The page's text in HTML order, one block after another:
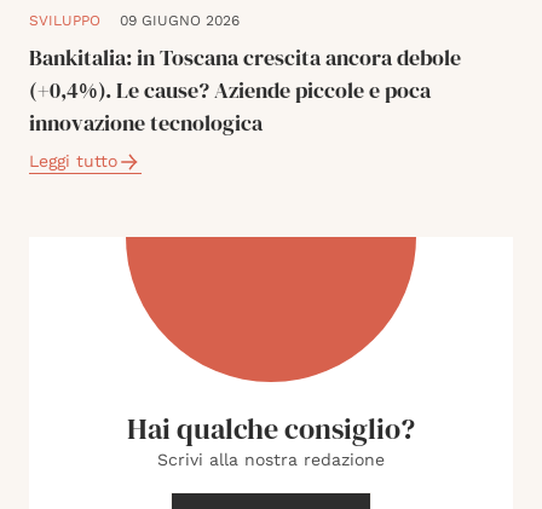
SVILUPPO 09 GIUGNO 2026
Bankitalia: in Toscana crescita ancora debole
(+0,4%). Le cause? Aziende piccole e poca
innovazione tecnologica
Leggi tutto
Hai qualche consiglio?
Scrivi alla nostra redazione